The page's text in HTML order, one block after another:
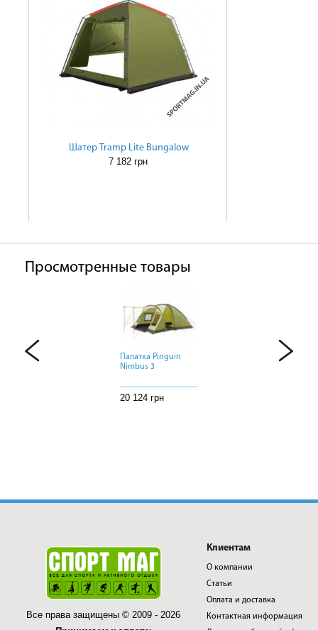
Шатер Tramp Lite Bungalow
7 182 грн
Просмотренные товары
Палатка Pinguin
Палатка Pinguin
Nimbus 3
20 124 грн
Палатка Pinguin
Все права защищены © 2009 - 2026
Клиентам
О компании
Статьи
Оплата и доставка
Контактная информация